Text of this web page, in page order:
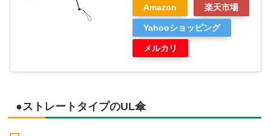
Amazon 楽天市場
Yahooショッピング
メルカリ
●ストレートタイプのUL傘